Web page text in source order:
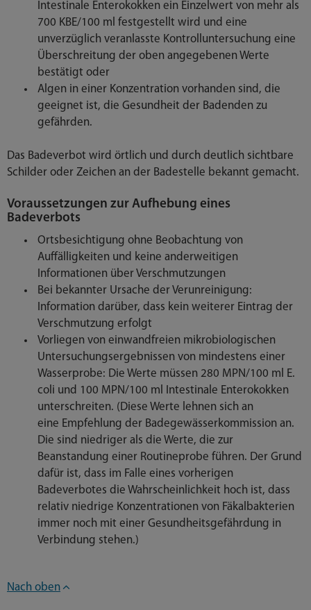
Intestinale Enterokokken ein Einzelwert von mehr als
700 KBE/100 ml festgestellt wird und eine
unverzüglich veranlasste Kontrolluntersuchung eine
Überschreitung der oben angegebenen Werte
bestätigt oder
Algen in einer Konzentration vorhanden sind, die
geeignet ist, die Gesundheit der Badenden zu
gefährden.
Das Badeverbot wird örtlich und durch deutlich sichtbare
Schilder oder Zeichen an der Badestelle bekannt gemacht.
Voraussetzungen zur Aufhebung eines
Badeverbots
Ortsbesichtigung ohne Beobachtung von
Auffälligkeiten und keine anderweitigen
Informationen über Verschmutzungen
Bei bekannter Ursache der Verunreinigung:
Information darüber, dass kein weiterer Eintrag der
Verschmutzung erfolgt
Vorliegen von einwandfreien mikrobiologischen
Untersuchungsergebnissen von mindestens einer
Wasserprobe: Die Werte müssen 280 MPN/100 ml E.
coli und 100 MPN/100 ml Intestinale Enterokokken
unterschreiten. (Diese Werte lehnen sich an
eine Empfehlung der Badegewässerkommission an.
Die sind niedriger als die Werte, die zur
Beanstandung einer Routineprobe führen. Der Grund
dafür ist, dass im Falle eines vorherigen
Badeverbotes die Wahrscheinlichkeit hoch ist, dass
relativ niedrige Konzentrationen von Fäkalbakterien
immer noch mit einer Gesundheitsgefährdung in
Verbindung stehen.)
Nach oben